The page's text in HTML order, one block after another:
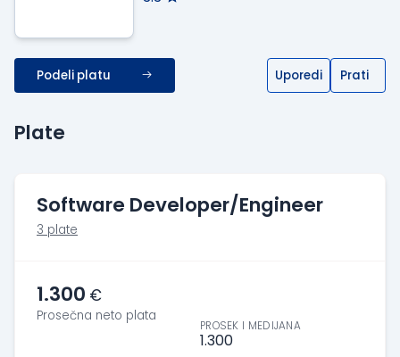
Podeli platu Uporedi Prati
Plate
Software Developer/Engineer
3 plate
1.300 €
Prosečna neto plata
PROSEK I MEDIJANA
1.300